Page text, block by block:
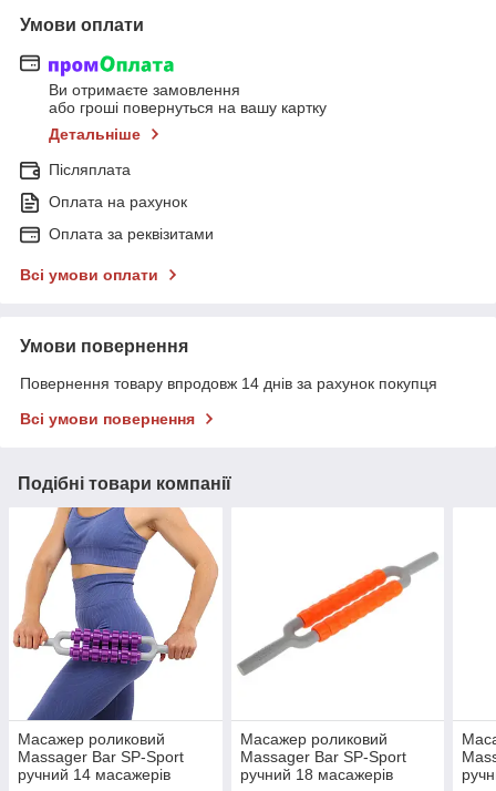
Умови оплати
Ви отримаєте замовлення
або гроші повернуться на вашу картку
Детальніше
Післяплата
Оплата на рахунок
Оплата за реквізитами
Всі умови оплати
Умови повернення
Повернення товару впродовж 14 днів за рахунок покупця
Всі умови повернення
Подібні товари компанії
Масажер роликовий
Massager Bar SP-Sport
ручний 14 масажерів
Масажер роликовий
Massager Bar SP-Sport
ручний 18 масажерів